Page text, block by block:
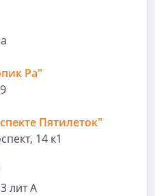
Ра"
Пятилеток"
14 к1
лит А